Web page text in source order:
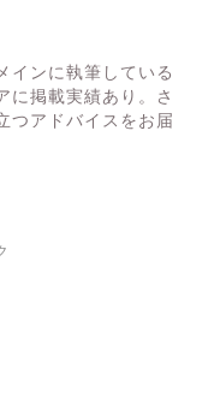
インに執筆している
に掲載実績あり。さ
つアドバイスをお届